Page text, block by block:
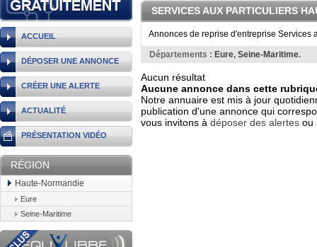
ACCUEIL
DÉPOSER UNE ANNONCE
CRÉER UNE ALERTE
ACTUALITÉ
PRÉSENTATION VIDÉO
RÉGION
Haute-Normandie
Eure
Seine-Maritime
RECHERCHER UNE
ANNONCE
SERVICES AUX PARTICULIERS
Annonces de reprise d'entreprise Services
Départements : Eure, Seine-Maritime.
Aucun résultat
Aucune annonce dans cette
Notre annuaire est mis à jour
publication d'une annonce qui
vous invitons à déposer des alertes ou